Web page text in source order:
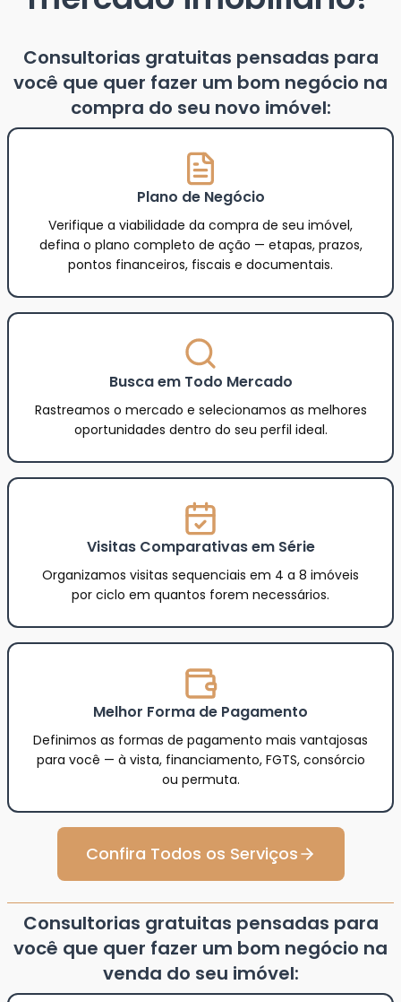
Consultorias gratuitas pensadas para
você que quer fazer um bom negócio na
compra do seu novo imóvel:
Plano de Negócio
Verifique a viabilidade da compra de seu imóvel,
defina o plano completo de ação — etapas, prazos,
pontos financeiros, fiscais e documentais.
Busca em Todo Mercado
Rastreamos o mercado e selecionamos as melhores
oportunidades dentro do seu perfil ideal.
Visitas Comparativas em Série
Organizamos visitas sequenciais em 4 a 8 imóveis
por ciclo em quantos forem necessários.
Melhor Forma de Pagamento
Definimos as formas de pagamento mais vantajosas
para você — à vista, financiamento, FGTS, consórcio
ou permuta.
Confira Todos os Serviços
Consultorias gratuitas pensadas para
você que quer fazer um bom negócio na
venda do seu imóvel: